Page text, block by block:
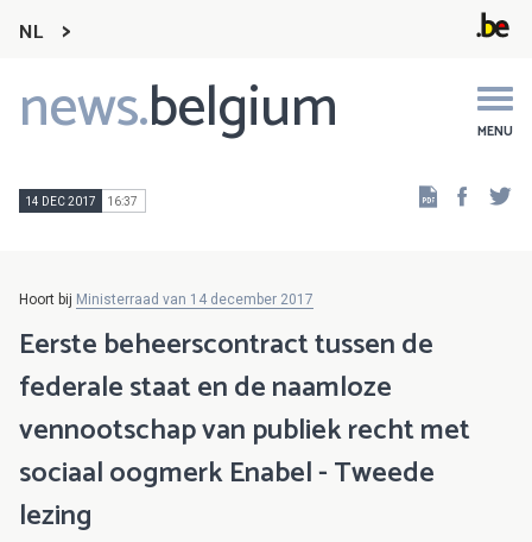
NL
news.belgium MENU
Main
navigation
14 DEC 2017 16:37
Hoort bij Ministerraad van 14 december 2017
Eerste beheerscontract tussen de
federale staat en de naamloze
vennootschap van publiek recht met
sociaal oogmerk Enabel - Tweede
lezing